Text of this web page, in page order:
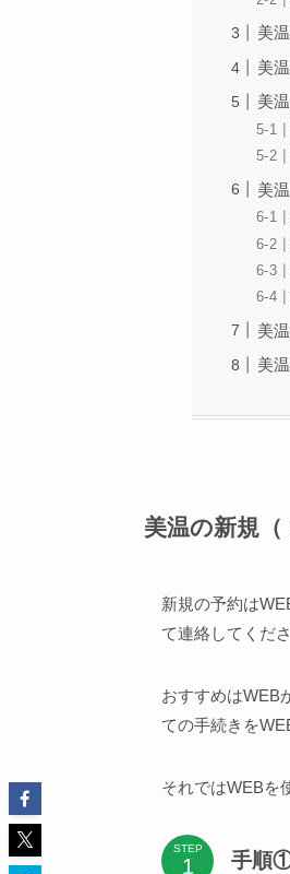
美
美
美
美
美
美
美温の新規
新規の予約は
て連絡してくださ
おすすめはWEB
ての手続きを
それではWEBを
STEP
手順